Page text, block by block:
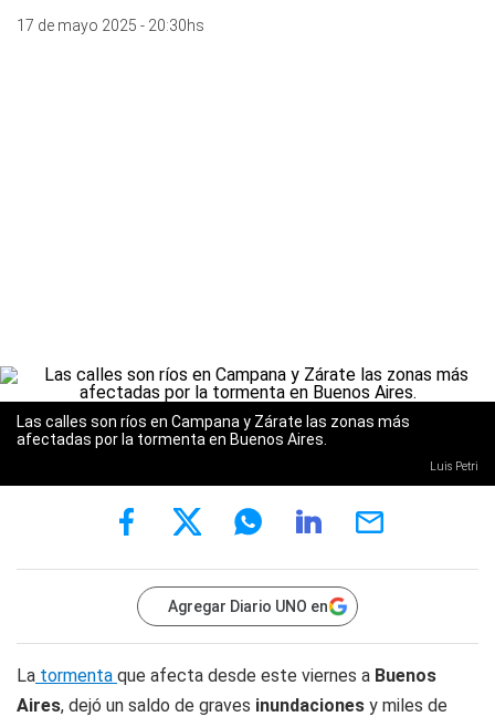
17 de mayo 2025 - 20:30hs
Las calles son ríos en Campana y Zárate las zonas más
afectadas por la tormenta en Buenos Aires.
Luis Petri
Agregar Diario UNO en
La tormenta que afecta desde este viernes a Buenos
Aires, dejó un saldo de graves inundaciones y miles de